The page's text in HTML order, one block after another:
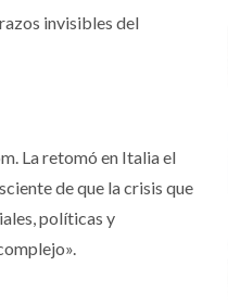
invisibles del
La retomó en Italia el
de que la crisis que
políticas y